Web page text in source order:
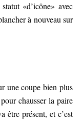
«d’icône» avec
à nouveau sur
une coupe bien plus
chausser la paire
être présent, et c’est